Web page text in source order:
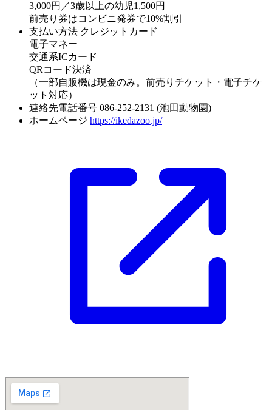
3,000円／3歳以上の幼児1,500円
前売り券はコンビニ発券で10%割引
支払い方法 クレジットカード
電子マネー
交通系ICカード
QRコード決済
（一部自販機は現金のみ。前売りチケット・電子チケ
ット対応）
連絡先電話番号 086-252-2131 (池田動物園)
ホームページ https://ikedazoo.jp/